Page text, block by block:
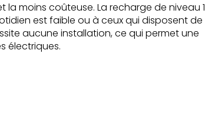
moins coûteuse. La recharge de niveau 1
est faible ou à ceux qui disposent de
aucune installation, ce qui permet une
électriques.